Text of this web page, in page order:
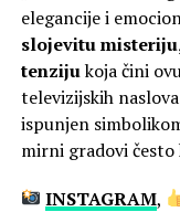
elegancije i
slojevitu
tenzijukoja čini
televizijskih
ispunjen
mirni gradovi
INSTAGRAM,